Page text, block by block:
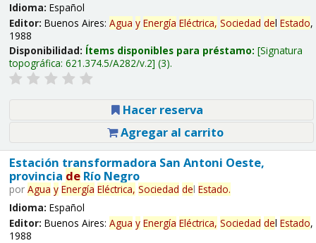
Idioma: Español
Editor: Buenos Aires: Agua y Energía Eléctrica, Sociedad del Estado,
1988
Disponibilidad: Ítems disponibles para préstamo: Signatura
topográfica: 621.374.5/A282/v.2 (3).
Hacer reserva
Agregar al carrito
Estación transformadora San Antoni Oeste,
provincia deRío Negro
por Agua y Energía Eléctrica, Sociedad del Estado.
Idioma: Español
Editor: Buenos Aires: Agua y Energía Eléctrica, Sociedad del Estado,
1988